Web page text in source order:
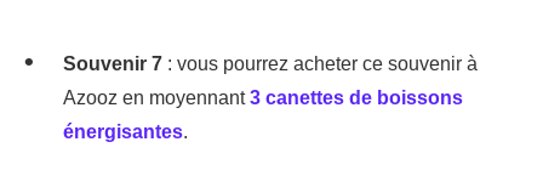
Souvenir 7 : vous pourrez acheter ce souvenir à
Azooz en moyennant3 canettes de boissons
énergisantes.